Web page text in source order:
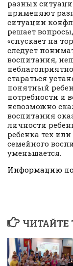
разных
применяют
ситуации
решает
«спускает на
следует
воспитания,
стараться
понятный
потребности и
невозможно
воспитания
личности
ребенка тех
семейного
уменьшается.
Информацию
ЧИТАЙТЕ